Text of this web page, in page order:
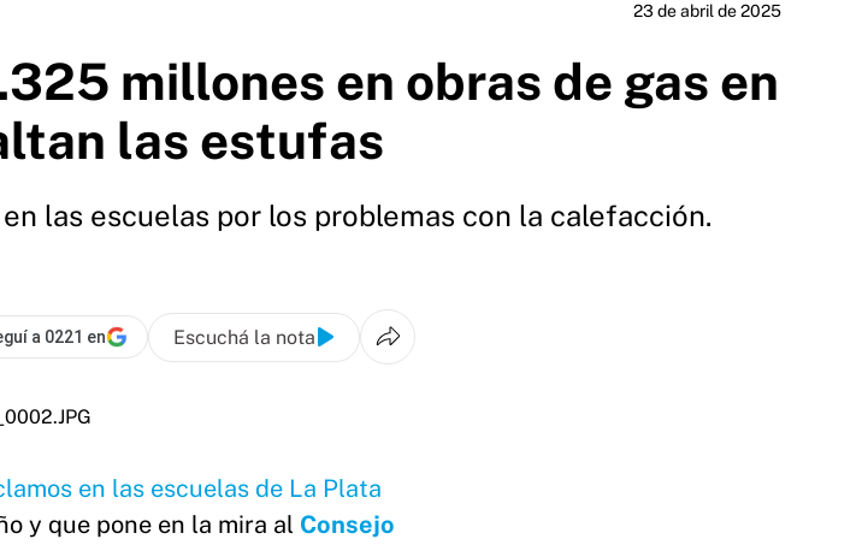
23 de abril de 2025
millones en obras de gas en
las estufas
las escuelas por los problemas con la calefacción.
a 0221 en Escuchá la nota
en las escuelas de La Plata
y que pone en la mira al Consejo